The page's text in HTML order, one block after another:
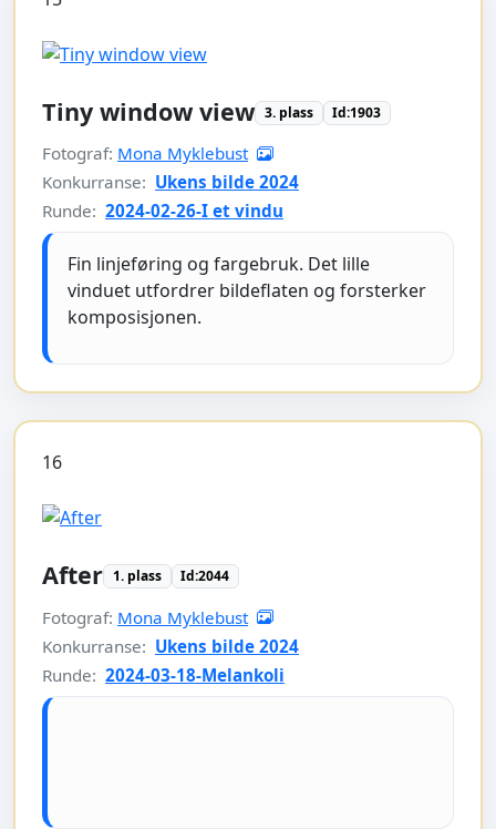
Tiny window view 3. plass Id:1903
Fotograf: Mona Myklebust
Konkurranse: Ukens bilde 2024
Runde: 2024-02-26-I et vindu
Fin linjeføring og fargebruk. Det lille
vinduet utfordrer bildeflaten og forsterker
komposisjonen.
16
After 1. plass Id:2044
Fotograf: Mona Myklebust
Konkurranse: Ukens bilde 2024
Runde: 2024-03-18-Melankoli